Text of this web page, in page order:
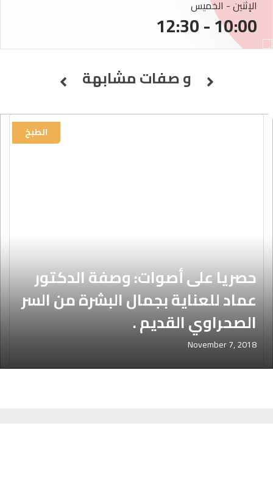
الإثنين - الخميس
10:00 - 12:30
و صفات مشابهة
حصريا على أصوات: وصفة الدكتور
عماد للعناية بجمال البشرة من السر
الصحراوي القديم .
November 7, 2018
الطبخ